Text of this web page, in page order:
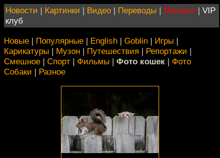
Новости | Картинки | Видео | Переводы | Магазин | VIP
клуб
Новые | Популярные | English | Goblin | Игры |
Карикатуры | Музон | Путешествия | Репортажи |
Смешное | Спорт | Фильмы | Фото кошек | Фото
Собаки | Разное